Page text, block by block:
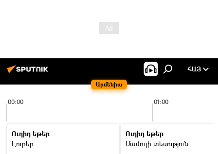
Արմենիա
ՀԱՅ
00:00 01:00
Ուղիղ եթեր
Լուրեր
Ուղիղ եթեր
Մամուլի տեսություն